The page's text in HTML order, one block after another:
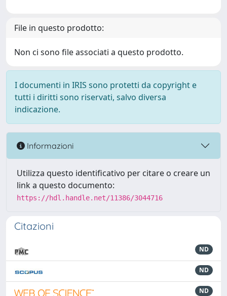
File in questo prodotto:
Non ci sono file associati a questo prodotto.
I documenti in IRIS sono protetti da copyright e
tutti i diritti sono riservati, salvo diversa
indicazione.
Informazioni
Utilizza questo identificativo per citare o creare un
link a questo documento:
https://hdl.handle.net/11386/3044716
Citazioni
ND
ND
ND